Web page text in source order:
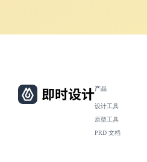
产品
设计工具
原型工具
PRD 文档